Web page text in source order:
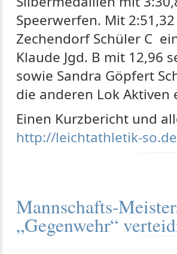
Speerwerfen. Mit
Zechendorf Schüler C
Klaude Jgd. B mit 12,96
sowie Sandra Göpfert
die anderen Lok Aktiven
Einen Kurzbericht und
http://leichtathletik-so.de
Mannschafts-
„Gegenwehr“